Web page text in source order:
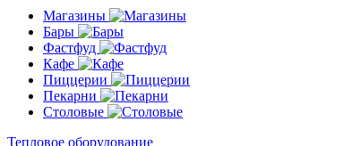
Магазины
Бары
Фастфуд
Кафе
Пиццерии
Пекарни
Столовые
Тепловое оборудование